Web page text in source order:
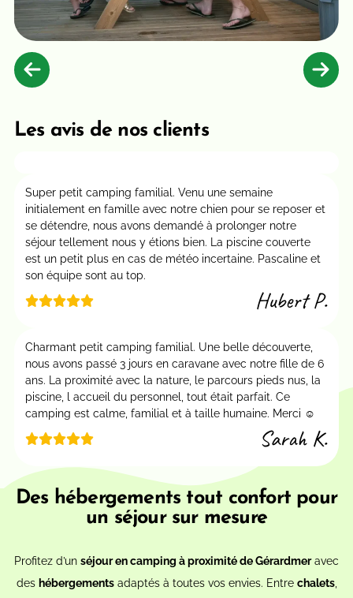
Les avis de nos clients
Charmant petit camping familial. Une belle découverte,
nous avons passé 3 jours en caravane avec notre fille de 6
ans. La proximité avec la nature, le parcours pieds nus, la
piscine, l accueil du personnel, tout était parfait. Ce
camping est calme, familial et à taille humaine. Merci ☺️
Sarah K.
Super petit camping familial. Venu une semaine
initialement en famille avec notre chien pour se reposer et
se détendre, nous avons demandé à prolonger notre
séjour tellement nous y étions bien. La piscine couverte
est un petit plus en cas de météo incertaine. Pascaline et
son équipe sont au top.
Hubert P.
Des hébergements tout confort pour
un séjour sur mesure
Profitez d’un séjour en camping à proximité de Gérardmeravec
des hébergementsadaptés à toutes vos envies. Entre chalets,